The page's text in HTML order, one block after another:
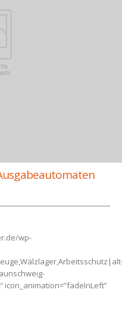
wp-
icon_animation=”fadeInLeft”